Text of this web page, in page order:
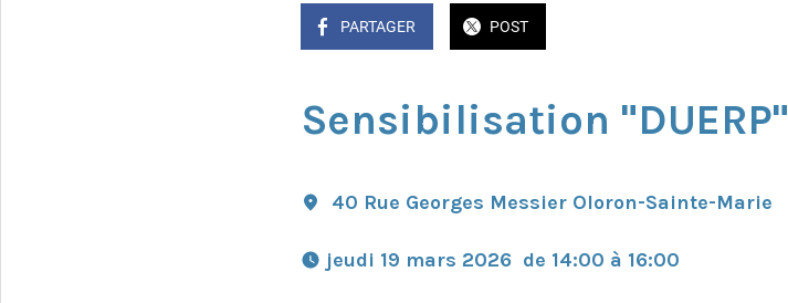
PARTAGER POST
Sensibilisation "DUERP"
40 Rue Georges Messier Oloron-Sainte-Marie
jeudi 19 mars 2026  de 14:00 à 16:00